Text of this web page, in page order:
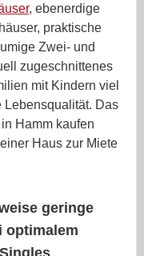
, ebenerdige
praktische
Zwei- und
zugeschnittenes
mit Kindern viel
Lebensqualität. Das
Hamm kaufen
Haus zur Miete
geringe
optimalem